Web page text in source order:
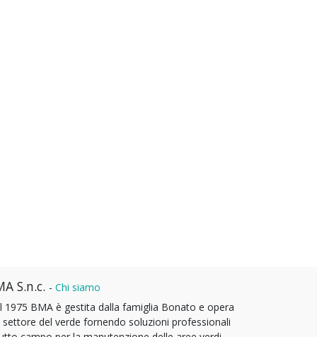
S.n.c. - Chi siamo
1975 BMA è gestita dalla famiglia Bonato e opera
settore del verde fornendo soluzioni professionali